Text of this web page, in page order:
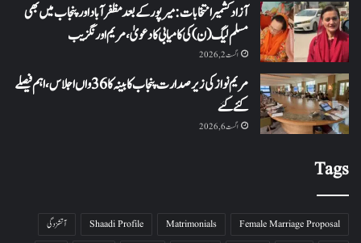
آزاد کشمیر انتخابات: میرپور کے بعد مظفرآباد اور پنجاب میں بھی
مسلم لیگ (ن) کی کامیابی کا دعویٰ، مریم اورنگزیب
اگست 2, 2026
مریم نواز کی زیر صدارت پنجاب کابینہ کا 36واں اجلاس،اہم فیصلے
کئے گئے
اگست 6, 2026
Tags
Female Marriage Proposal
Matrimonials
Shaadi Profile
آتشزدگی